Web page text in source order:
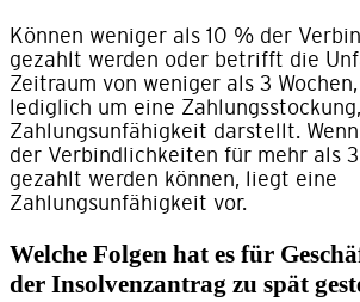
Können weniger als 10 % der
gezahlt werden oder betrifft die
Zeitraum von weniger als 3
lediglich um eine
Zahlungsunfähigkeit darstellt.
der Verbindlichkeiten für mehr als
gezahlt werden können, liegt eine
Zahlungsunfähigkeit vor.
Welche Folgen hat es für
der Insolvenzantrag zu spät